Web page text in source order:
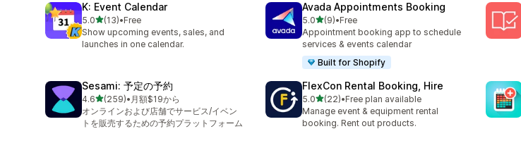
K: Event Calendar
5.05つ星中
(13)
合計レビュー数：13件
•Free
Show upcoming events, sales, and
launches in one calendar.
Avada Appointments Booking
5.05つ星中
(9)
合計レビュー数：9件
•Free
Appointment booking app to schedule
services & events calendar
Built for Shopify
Sesami: 予定の予約
4.65つ星中
(259)
合計レビュー数：259件
• 月額$19から
オンラインおよび店舗でサービス/イベン
トを販売するための予約プラットフォーム
FlexCon Rental Booking, Hire
5.05つ星中
(22)
合計レビュー数：22件
•Free plan available
Manage event & equipment rental
booking. Rent out products.